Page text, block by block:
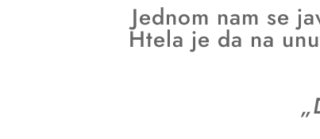
Jednom nam se
Htela je da na